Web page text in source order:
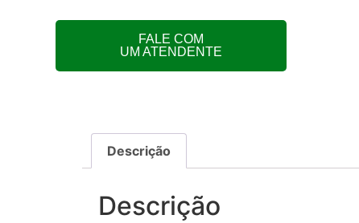
FALE COM
UM ATENDENTE
Descrição
Descrição